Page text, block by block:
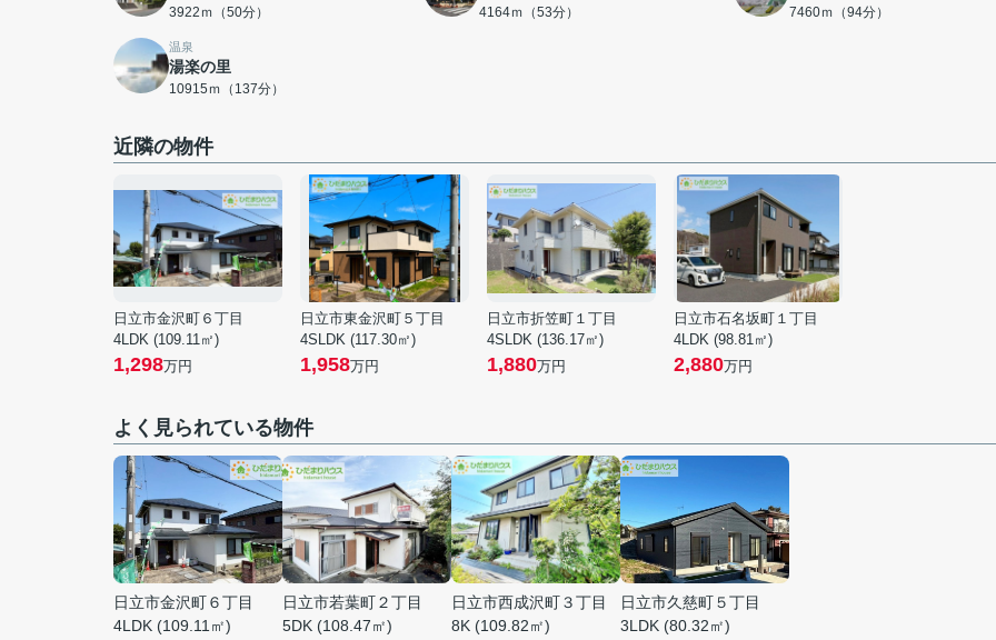
3922ｍ（50分） 4164ｍ（53分） 7460ｍ（94分）
温泉
湯楽の里
10915ｍ（137分）
近隣の物件
日立市金沢町６丁目
4LDK (109.11㎡)
1,298万円
日立市東金沢町５丁目
4SLDK (117.30㎡)
1,958万円
日立市折笠町１丁目
4SLDK (136.17㎡)
1,880万円
日立市石名坂町１丁目
4LDK (98.81㎡)
2,880万円
よく見られている物件
日立市金沢町６丁目
4LDK (109.11㎡)
日立市若葉町２丁目
5DK (108.47㎡)
日立市西成沢町３丁目
8K (109.82㎡)
日立市久慈町５丁目
3LDK (80.32㎡)